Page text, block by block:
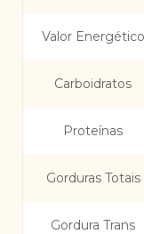
Valor Energético
Carboidratos
Proteínas
Gorduras Totais
Gordura Trans